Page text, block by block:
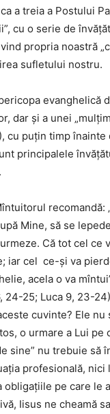
a treia a Postului
cu o serie de
propria noastră
sufletului nostru.
evanghelică
dar şi a unei
cu puţin timp înainte
principalele
recomandă:
Mine, să se
Că tot cel ce
iar cel ce-şi va
acela o va
24-25; Luca 9, 23-
cuvinte? Ele nu
o urmare a Lui pe
sine” nu trebuie să
profesională, nici
obligaţiile pe care le
Iisus ne cheamă